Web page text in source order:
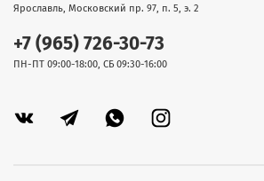
Ярославль, Московский пр. 97, п. 5, э. 2
+7 (965) 726-30-73
ПН-ПТ 09:00-18:00, СБ 09:30-16:00